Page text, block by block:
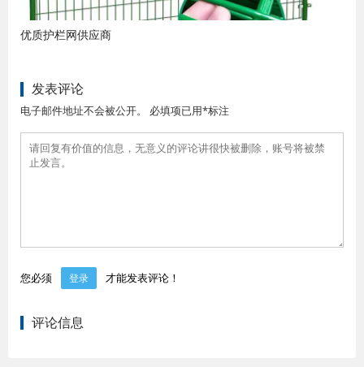
优质护栏网供应商
发表评论
电子邮件地址不会被公开。 必填项已用*标注
您必须 登录 才能发表评论！
评论信息